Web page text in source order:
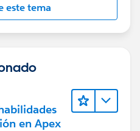
este tema
en Apex